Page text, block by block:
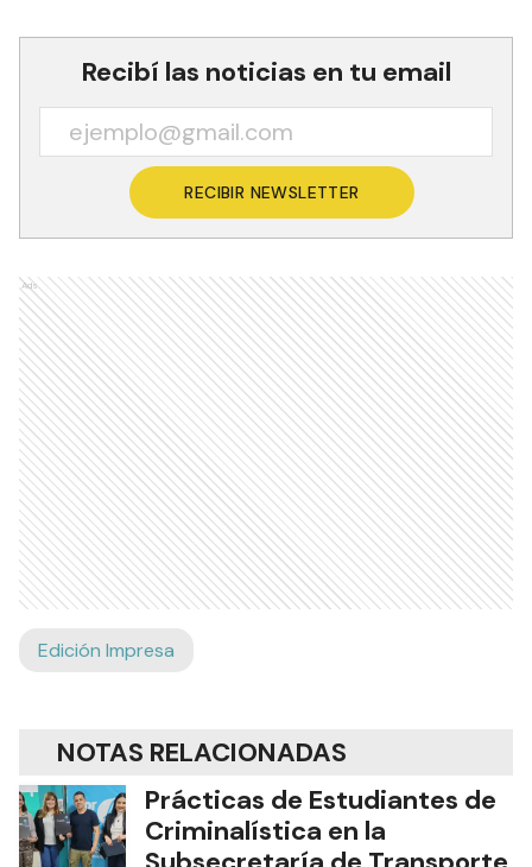
Recibí las noticias en tu email
RECIBIR NEWSLETTER
Ads
Edición Impresa
NOTAS RELACIONADAS
Prácticas de Estudiantes de
Criminalística en la